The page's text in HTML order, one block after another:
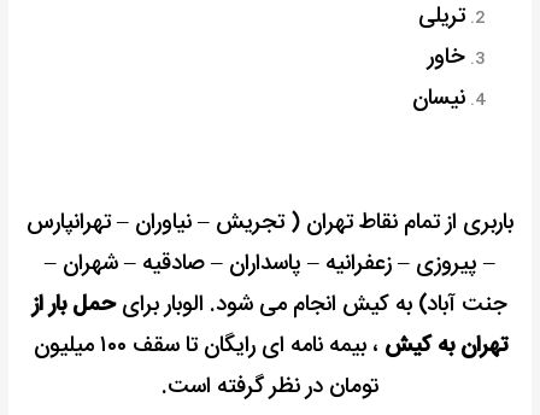
تریلی
خاور
نیسان
باربری از تمام نقاط تهران ( تجریش – نیاوران – تهرانپارس
– پیروزی – زعفرانیه – پاسداران – صادقیه – شهران –
جنت آباد) به کیش انجام می شود. الوبار برایحمل بار از
تهران به کیش
، بیمه نامه ای رایگان تا سقف ۱۰۰ میلیون
تومان در نظر گرفته است.